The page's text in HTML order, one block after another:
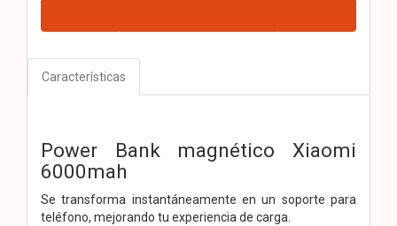
Características
Power Bank magnético Xiaomi
6000mah
Se transforma instantáneamente en un soporte para
teléfono, mejorando tu experiencia de carga.